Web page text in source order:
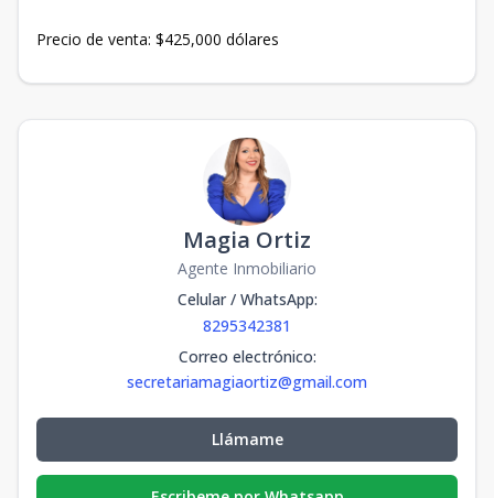
Precio de venta: $425,000 dólares
Magia Ortiz
Agente Inmobiliario
Celular / WhatsApp:
8295342381
Correo electrónico:
secretariamagiaortiz@gmail.com
Llámame